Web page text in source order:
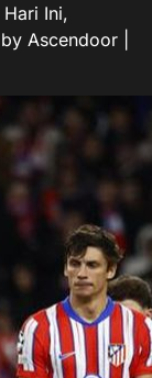
Ini,
Ascendoor